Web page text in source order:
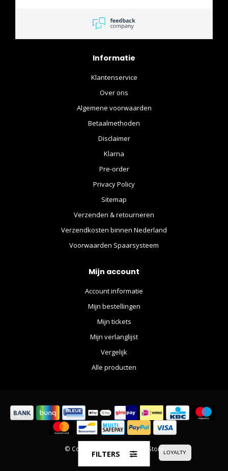
preorder geplaatst wat
weet ik al precies welke
het was een fijne ervaring
heel erg bedankt!
Informatie
Klantenservice
Over ons
Algemene voorwaarden
Betaalmethoden
Disclaimer
Klarna
Pre-order
Privacy Policy
Sitemap
Verzenden & retourneren
Verzendkosten binnen Nederland
Voorwaarden Spaarsysteem
Mijn account
Account informatie
Mijn bestellingen
Mijn tickets
Mijn verlanglijst
Vergelijk
Alle producten
© Copyright 2026 The Movie Store
FILTERS LOYALTY